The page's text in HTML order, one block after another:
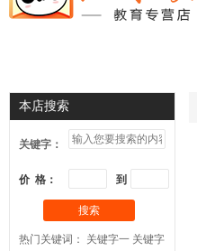
本店搜索
关键字：
价 格： 到
搜索
热门关键词： 关键字一 关键字
浪
盲
式